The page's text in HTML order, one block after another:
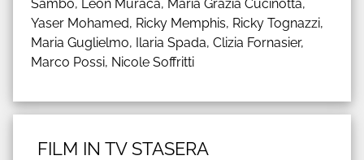
Sambo, Leòn Muraca, Maria Grazia Cucinotta,
Yaser Mohamed, Ricky Memphis, Ricky Tognazzi,
Maria Guglielmo, Ilaria Spada, Clizia Fornasier,
Marco Possi, Nicole Soffritti
FILM IN TV STASERA